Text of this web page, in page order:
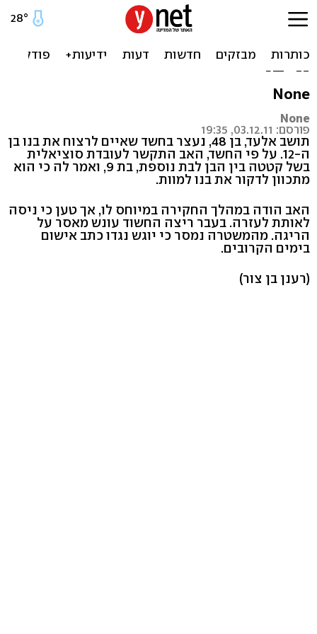
תושב אלעד חשוד שאיים
לרצוח בדקירות את בנו בן
ה-12
None
None
פורסם: 03.12.11, 19:35
תושב אלעד, בן 48, נעצר בחשד שאיים לרצוח את בנו בן
ה-12. על פי החשד, האב התקשר לעובדת סוציאלית
בשל קטטה בין הבן לבת נוספת, בת 9, ואמר לה כי הוא
מתכוון לדקור את בנו למוות.
האב הודה במהלך החקירה במיוחס לו, אך טען כי ניסה
לאותת לעזרה. בעבר ריצה החשוד עונש מאסר על
הריגה. מהמשטרה נמסר כי יוגש נגדו כתב אישום
בימים הקרובים.
(רענן בן צור)